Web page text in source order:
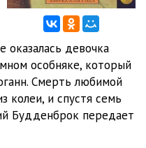
16:50
13:41
15:24
15:12
девочка
особняке, который
Смерть любимой
колеи, и спустя семь
Будденброк передает